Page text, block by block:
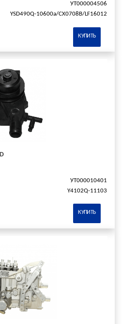
УТ000004506
YSD490Q-10600a/СХ0708В/LF16012
КУПИТЬ
УТ000010401
Y4102Q-11103
КУПИТЬ